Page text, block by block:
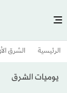
الرئيسية الشرق
يوميات الشرق